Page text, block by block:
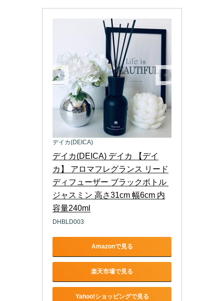
デイカ(DEICA)
デイカ(DEICA) デイカ 【デイ
カ】 アロマフレグランス リード
ディフューザー ブラックボトル
ジャスミン 高さ31cm 幅6cm 内
容量240ml
DHBLD003
Amazonで見る
楽天市場で見る
Yahoo!ショッピングで見る